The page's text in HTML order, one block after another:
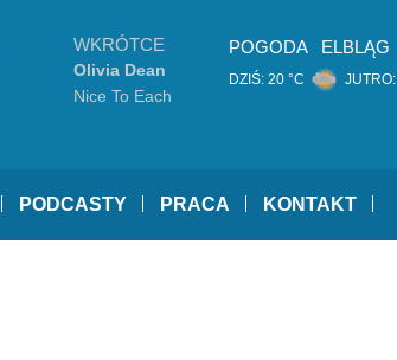
WKRÓTCE
Olivia Dean
Nice To Each
POGODA ELBLĄG
DZIŚ: 20 °C JUTRO:
PODCASTY PRACA KONTAKT